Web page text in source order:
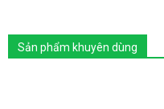
Sản phẩm khuyên dùng